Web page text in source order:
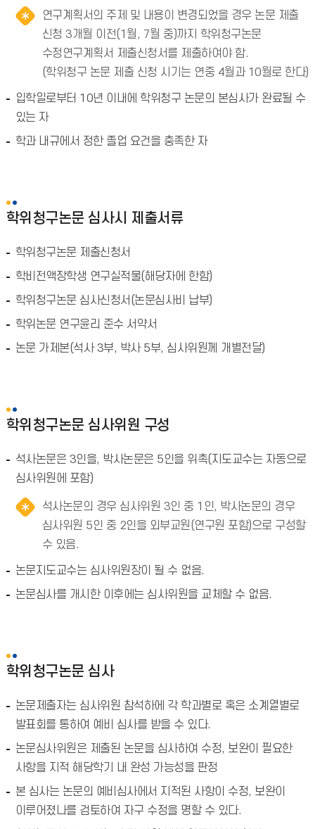
연구계획서의 주제 및 내용이 변경되었을 경우 논문 제출
신청 3개월 이전(1월, 7월 중)까지 학위청구논문
수정연구계획서 제출신청서를 제출하여야 함.
(학위청구 논문 제출 신청 시기는 연중 4월과 10월로 한다)
입학일로부터 10년 이내에 학위청구 논문의 본심사가 완료될 수
있는 자
학과 내규에서 정한 졸업 요건을 충족한 자
학위청구논문 심사시 제출서류
학위청구논문 제출신청서
학비전액장학생 연구실적물(해당자에 한함)
학위청구논문 심사신청서(논문심사비 납부)
학위논문 연구윤리 준수 서약서
논문 가제본(석사 3부, 박사 5부, 심사위원께 개별전달)
학위청구논문 심사위원 구성
석사논문은 3인을, 박사논문은 5인을 위촉(지도교수는 자동으로
심사위원에 포함)
석사논문의 경우 심사위원 3인 중 1인, 박사논문의 경우
심사위원 5인 중 2인을 외부교원(연구원 포함)으로 구성할
수 있음.
논문지도교수는 심사위원장이 될 수 없음.
논문심사를 개시한 이후에는 심사위원을 교체할 수 없음.
학위청구논문 심사
논문제출자는 심사위원 참석하에 각 학과별로 혹은 소계열별로
발표회를 통하여 예비 심사를 받을 수 있다.
논문심사위원은 제출된 논문을 심사하여 수정, 보완이 필요한
사항을 지적 해당학기 내 완성 가능성을 판정
본 심사는 논문의 예비심사에서 지적된 사항이 수정, 보완이
이루어졌나를 검토하여 자구 수정을 명할 수 있다.